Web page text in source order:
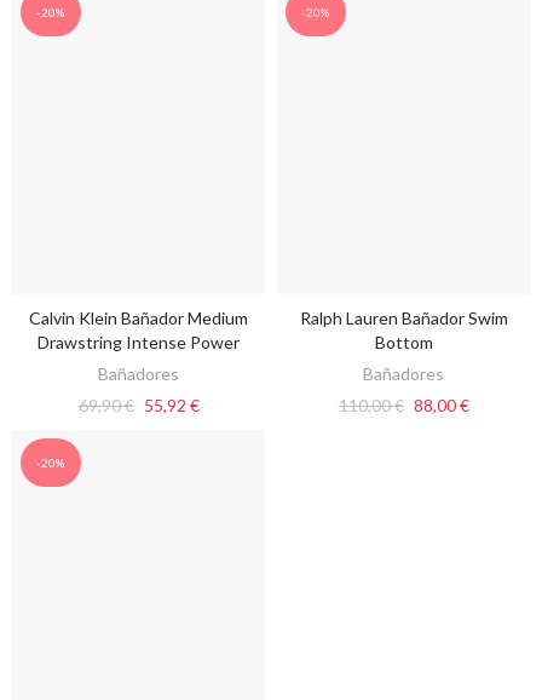
-20%
VER OPCIONES
Calvin Klein Bañador Medium
Drawstring Intense Power
Bañadores
69,90 € 55,92 €
-20%
VER OPCIONES
Ralph Lauren Bañador Swim
Bottom
Bañadores
110,00 € 88,00 €
-20%